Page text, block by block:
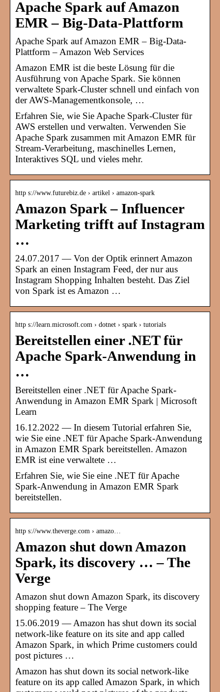
Apache Spark auf Amazon
EMR – Big-Data-Plattform
Apache Spark auf Amazon EMR – Big-Data-
Plattform – Amazon Web Services
Amazon EMR ist die beste Lösung für die
Ausführung von Apache Spark. Sie können
verwaltete Spark-Cluster schnell und einfach von
der AWS-Managementkonsole, …
Erfahren Sie, wie Sie Apache Spark-Cluster für
AWS erstellen und verwalten. Verwenden Sie
Apache Spark zusammen mit Amazon EMR für
Stream-Verarbeitung, maschinelles Lernen,
Interaktives SQL und vieles mehr.
http s://www.futurebiz.de › artikel › amazon-spark
Amazon Spark – Influencer
Marketing trifft auf Instagram
…
24.07.2017 — Von der Optik erinnert Amazon
Spark an einen Instagram Feed, der nur aus
Instagram Shopping Inhalten besteht. Das Ziel
von Spark ist es Amazon …
http s://learn.microsoft.com › dotnet › spark › tutorials
Bereitstellen einer .NET für
Apache Spark-Anwendung in
…
Bereitstellen einer .NET für Apache Spark-
Anwendung in Amazon EMR Spark | Microsoft
Learn
16.12.2022 — In diesem Tutorial erfahren Sie,
wie Sie eine .NET für Apache Spark-Anwendung
in Amazon EMR Spark bereitstellen. Amazon
EMR ist eine verwaltete …
Erfahren Sie, wie Sie eine .NET für Apache
Spark-Anwendung in Amazon EMR Spark
bereitstellen.
http s://www.theverge.com › amazo…
Amazon shut down Amazon
Spark, its discovery … – The
Verge
Amazon shut down Amazon Spark, its discovery
shopping feature – The Verge
15.06.2019 — Amazon has shut down its social
network-like feature on its site and app called
Amazon Spark, in which Prime customers could
post pictures …
Amazon has shut down its social network-like
feature on its app called Amazon Spark, in which